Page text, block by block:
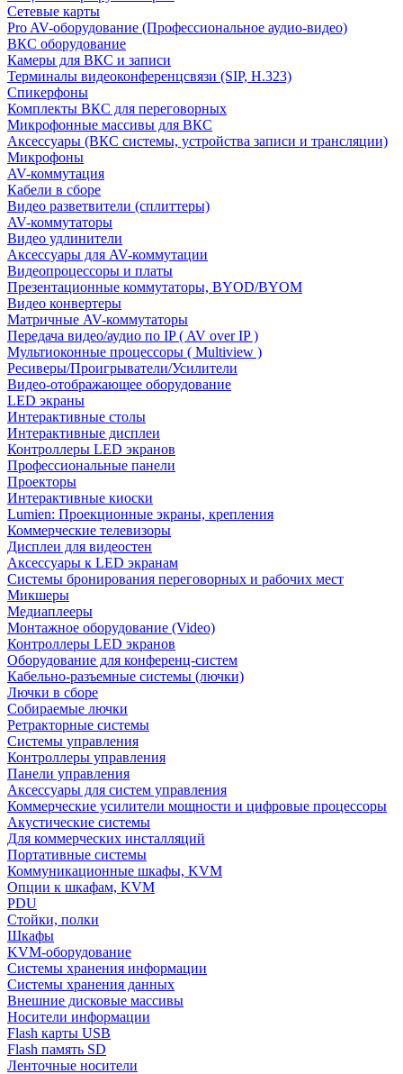
Сетевые карты
Pro AV-оборудование (Профессиональное аудио-видео)
ВКС оборудование
Камеры для ВКС и записи
Терминалы видеоконференцсвязи (SIP, H.323)
Спикерфоны
Комплекты ВКС для переговорных
Микрофонные массивы для ВКС
Аксессуары (ВКС системы, устройства записи и трансляции)
Микрофоны
AV-коммутация
Кабели в сборе
Видео разветвители (сплиттеры)
AV-коммутаторы
Видео удлинители
Аксессуары для AV-коммутации
Видеопроцессоры и платы
Презентационные коммутаторы, BYOD/BYOM
Видео конвертеры
Матричные AV-коммутаторы
Передача видео/аудио по IP ( AV over IP )
Мультиоконные процессоры ( Multiview )
Ресиверы/Проигрыватели/Усилители
Видео-отображающее оборудование
LED экраны
Интерактивные столы
Интерактивные дисплеи
Контроллеры LED экранов
Профессиональные панели
Проекторы
Интерактивные киоски
Lumien: Проекционные экраны, крепления
Коммерческие телевизоры
Дисплеи для видеостен
Аксессуары к LED экранам
Системы бронирования переговорных и рабочих мест
Микшеры
Медиаплееры
Монтажное оборудование (Video)
Контроллеры LED экранов
Оборудование для конференц-систем
Кабельно-разъемные системы (лючки)
Лючки в сборе
Собираемые лючки
Ретракторные системы
Системы управления
Контроллеры управления
Панели управления
Аксессуары для систем управления
Коммерческие усилители мощности и цифровые процессоры
Акустические системы
Для коммерческих инсталляций
Портативные системы
Коммуникационные шкафы, KVM
Опции к шкафам, KVM
PDU
Стойки, полки
Шкафы
KVM-оборудование
Системы хранения информации
Системы хранения данных
Внешние дисковые массивы
Носители информации
Flash карты USB
Flash память SD
Ленточные носители